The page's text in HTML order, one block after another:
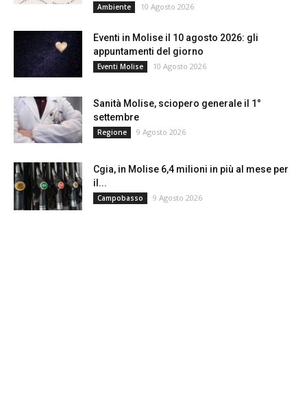
Ambiente 10 Agosto 2026
Eventi in Molise il 10 agosto 2026: gli
appuntamenti del giorno
Eventi Molise 10 Agosto 2026
Sanità Molise, sciopero generale il 1°
settembre
Regione 9 Agosto 2026
Cgia, in Molise 6,4 milioni in più al mese per
il...
Campobasso 9 Agosto 2026